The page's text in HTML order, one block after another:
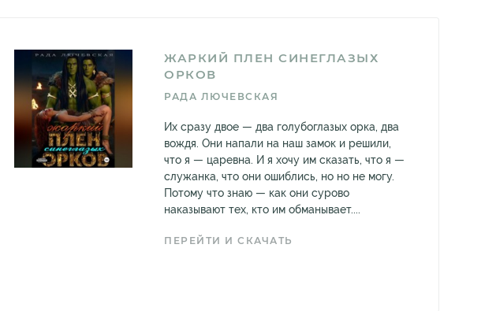
ЖАРКИЙ ПЛЕН СИНЕГЛАЗЫХ
ОРКОВ
РАДА ЛЮЧЕВСКАЯ
Их сразу двое — два голубоглазых орка, два
вождя. Они напали на наш замок и решили,
что я — царевна. И я хочу им сказать, что я —
служанка, что они ошиблись, но но не могу.
Потому что знаю — как они сурово
наказывают тех, кто им обманывает....
ПЕРЕЙТИ И СКАЧАТЬ